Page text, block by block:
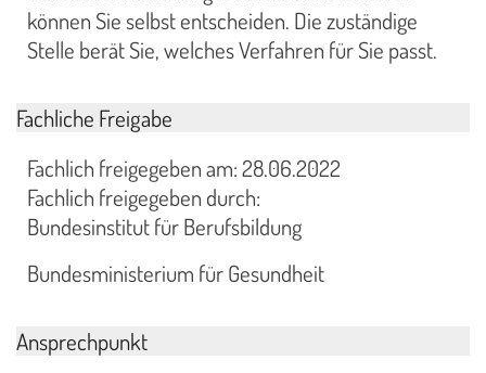
können Sie selbst entscheiden. Die zuständige
Stelle berät Sie, welches Verfahren für Sie passt.
Fachliche Freigabe
Fachlich freigegeben am: 28.06.2022
Fachlich freigegeben durch:
Bundesinstitut für Berufsbildung
Bundesministerium für Gesundheit
Ansprechpunkt